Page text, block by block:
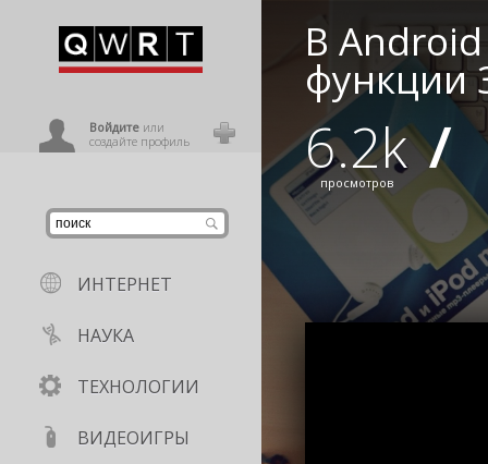
Войдитеили
создайте профиль
ИНТЕРНЕТ
НАУКА
ТЕХНОЛОГИИ
ВИДЕОИГРЫ
В
функции
6.2k
просмотров /